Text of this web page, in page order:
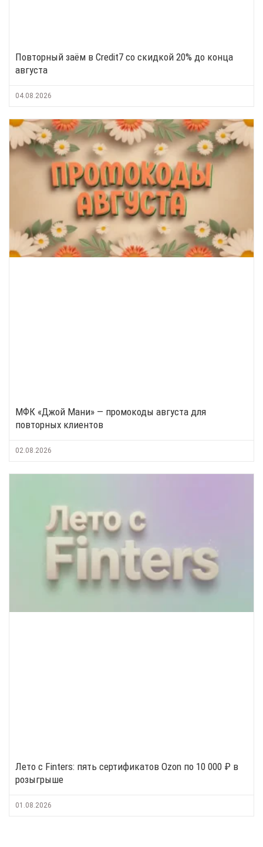
Повторный заём в Credit7 со скидкой 20% до конца
августа
04.08.2026
МФК «Джой Мани» — промокоды августа для
повторных клиентов
02.08.2026
Лето с Finters: пять сертификатов Ozon по 10 000 ₽ в
розыгрыше
01.08.2026